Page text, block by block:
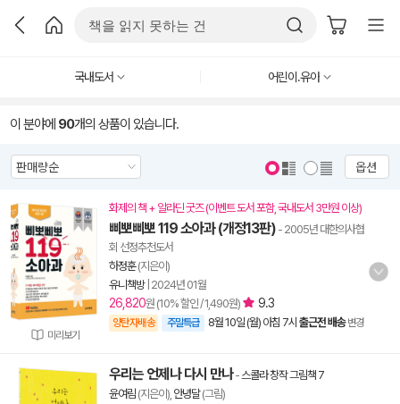
국내도서 어린이.유아
이 분야에 90개의 상품이 있습니다.
옵션
미리보기
화제의 책 + 알라딘 굿즈 (이벤트 도서 포함, 국내도서 3만원 이상)
삐뽀삐뽀 119 소아과 (개정13판) - 2005년 대한의사협
회 선정추천도서
하정훈(지은이)
유니책방| 2024년 01월
26,820원 (10% 할인 / 1,490원) 9.3
양탄자배송 주말특급 8월 10일 (월) 아침 7시 출근전 배송 변경
우리는 언제나 다시 만나-스콜라 창작 그림책 7
윤여림 (지은이), 안녕달(그림)